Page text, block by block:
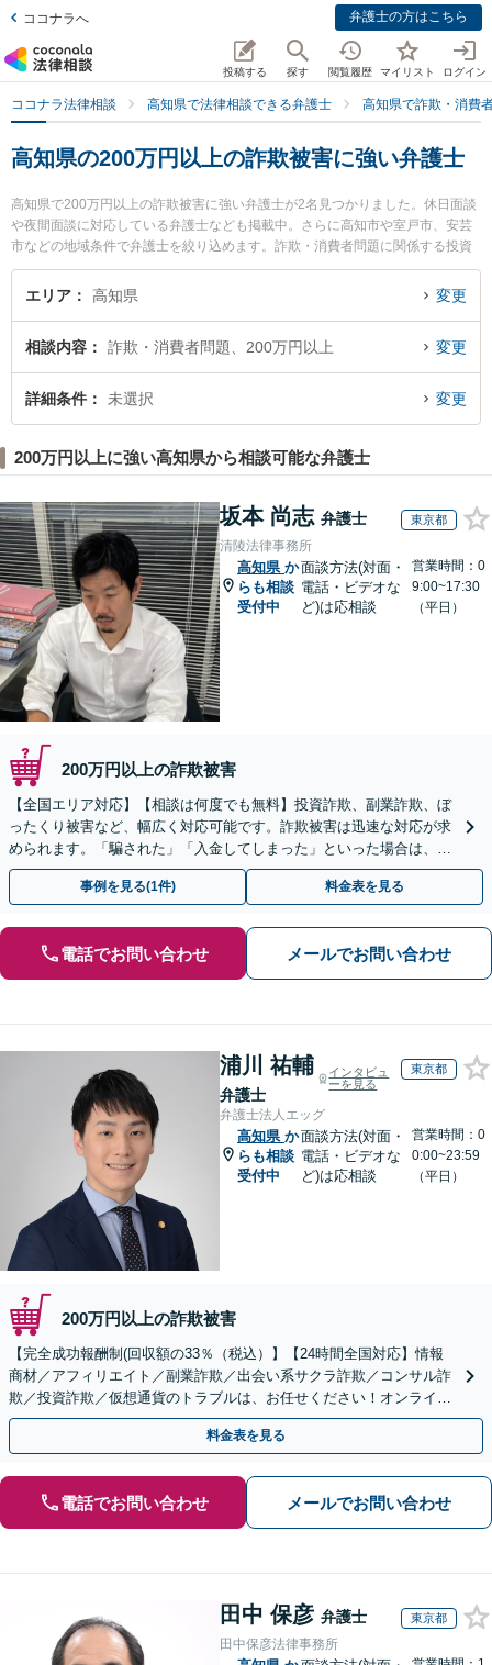
ココナラへ 弁護士の方はこちら
投稿する 探す 閲覧履歴 マイリスト ログイン
ココナラ法律相談 高知県で法律相談できる弁護士 高知県で詐欺・消費
高知県の200万円以上の詐欺被害に強い弁護士
高知県で200万円以上の詐欺被害に強い弁護士が2名見つかりました。休日面談
や夜間面談に対応している弁護士なども掲載中。さらに高知市や室戸市、安芸
市などの地域条件で弁護士を絞り込めます。詐欺・消費者問題に関係する投資
詐欺や副業詐欺、FX詐欺等の細かな分野での絞り込み検索もでき便利です。特
にやいろ法律事務所の市川 耕士弁護士や御座法律事務所の久保 宜弘弁護士のプ
したい』『200万円以上の詐欺被害のトラブル解決の実績豊富な近くの弁護士
を検索したい』『初回相談無料で200万円以上の詐欺被害を法律相談できる高
知県内の弁護士に相談予約したい』などでお困りの相談者さんにおすすめで
エリア 高知県 変更
相談内容 詐欺・消費者問題、200万円以上 変更
詳細条件 未選択 変更
200万円以上に強い高知県から相談可能な弁護士
坂本 尚志 弁護士 東京都
清陵法律事務所
高知県 か
らも相談
受付中
面談方法(対面・
電話・ビデオな
ど)は応相談
営業時間：0
9:00~17:30
（平日）
200万円以上の詐欺被害
【全国エリア対応】【相談は何度でも無料】投資詐欺、副業詐欺、ぼ
ったくり被害など、幅広く対応可能です。詐欺被害は迅速な対応が求
められます。「騙された」「入金してしまった」といった場合は、お
早めにご相談ください。【電話・メール・WEB相談可】
事例を見る(1件) 料金表を見る
電話でお問い合わせ メールでお問い合わせ
浦川 祐輔
弁護士
インタビュ
ーを見る
東京都
弁護士法人エッグ
高知県 か
らも相談
受付中
面談方法(対面・
電話・ビデオな
ど)は応相談
営業時間：0
0:00~23:59
（平日）
200万円以上の詐欺被害
【完全成功報酬制(回収額の33％（税込）】【24時間全国対応】情報
商材／アフィリエイト／副業詐欺／出会い系サクラ詐欺／コンサル詐
欺／投資詐欺／仮想通貨のトラブルは、お任せください！オンライン
のみで解決も可能！
料金表を見る
電話でお問い合わせ メールでお問い合わせ
田中 保彦 弁護士 東京都
田中保彦法律事務所